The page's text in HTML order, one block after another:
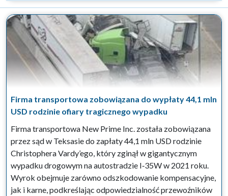
Firma transportowa zobowiązana do wypłaty 44,1 mln
USD rodzinie ofiary tragicznego wypadku
Firma transportowa New Prime Inc. została zobowiązana
przez sąd w Teksasie do zapłaty 44,1 mln USD rodzinie
Christophera Vardy’ego, który zginął w gigantycznym
wypadku drogowym na autostradzie I‑35W w 2021 roku.
Wyrok obejmuje zarówno odszkodowanie kompensacyjne,
jak i karne, podkreślając odpowiedzialność przewoźników